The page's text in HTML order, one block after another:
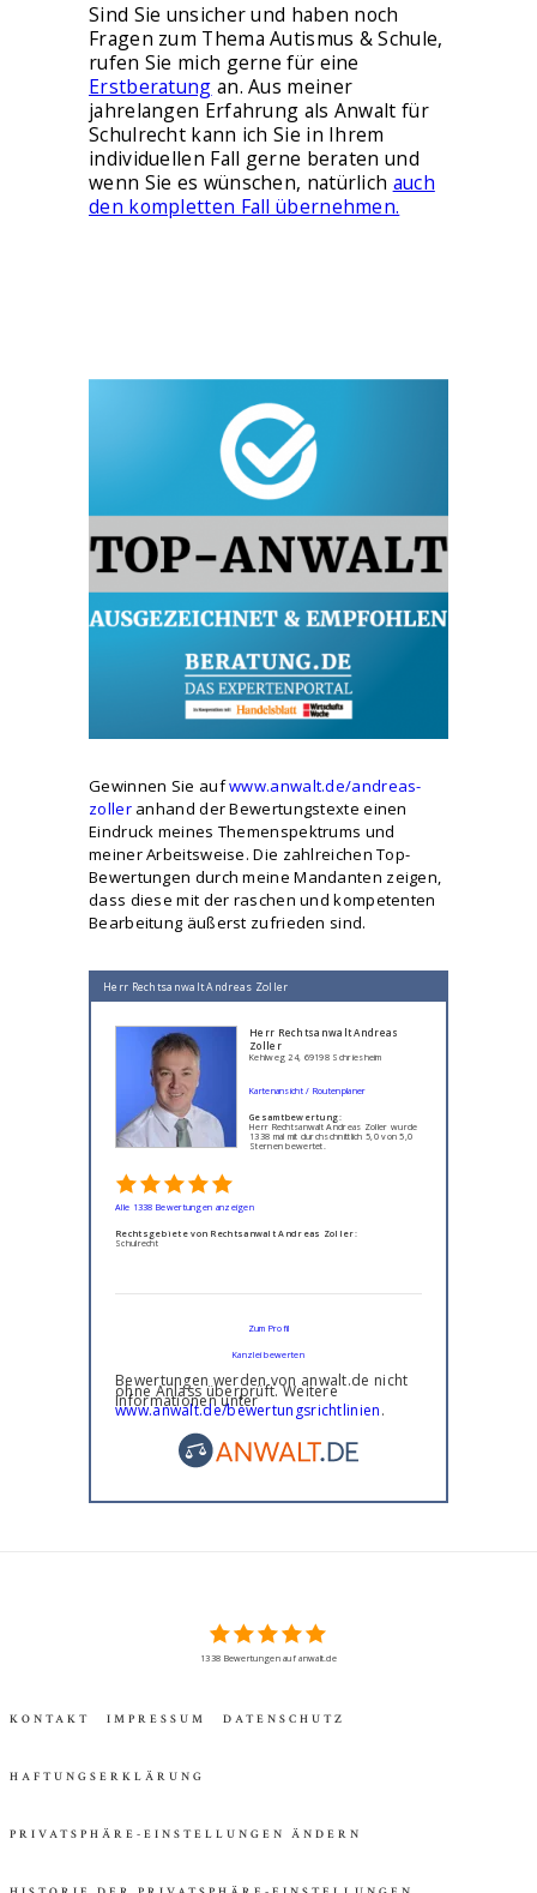
Sind Sie unsicher und haben noch
Fragen zum Thema Autismus & Schule,
rufen Sie mich gerne für eine
Erstberatung an. Aus meiner
jahrelangen Erfahrung als Anwalt für
Schulrecht kann ich Sie in Ihrem
individuellen Fall gerne beraten und
wenn Sie es wünschen, natürlich auch
den kompletten Fall übernehmen.
Gewinnen Sie aufwww.anwalt.de/andreas-
zolleranhand der Bewertungstexte einen
Eindruck meines Themenspektrums und
meiner Arbeitsweise. Die zahlreichen Top-
Bewertungen durch meine Mandanten zeigen,
dass diese mit der raschen und kompetenten
Bearbeitung äußerst zufrieden sind.
Herr Rechtsanwalt Andreas Zoller
Herr Rechtsanwalt Andreas
Zoller
Kehlweg 24, 69198 Schriesheim
Kartenansicht / Routenplaner
Gesamtbewertung:
Herr Rechtsanwalt Andreas Zoller wurde
1338 mal mit durchschnittlich 5,0 von 5,0
Sternen bewertet.
Alle 1338 Bewertungen anzeigen
Rechtsgebiete von Rechtsanwalt Andreas Zoller:
Schulrecht
Zum Profil
Kanzlei bewerten
Bewertungen werden von anwalt.de nicht
ohne Anlass überprüft. Weitere
Informationen unter
www.anwalt.de/bewertungsrichtlinien.
1338 Bewertungen auf anwalt.de
KONTAKT IMPRESSUM DATENSCHUTZ
HAFTUNGSERKLÄRUNG
PRIVATSPHÄRE-EINSTELLUNGEN ÄNDERN